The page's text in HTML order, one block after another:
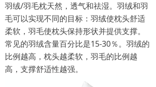
羽绒/羽毛枕天然，透气和祛湿。羽绒和羽
毛可以实现不同的目标：羽绒使枕头舒适
柔软，羽毛使枕头保持形状并提供支撑。
常见的羽绒含量百分比是15-30％。羽绒的
比例越高，枕头越柔软，羽毛的比例越
高，支撑舒适性越强。